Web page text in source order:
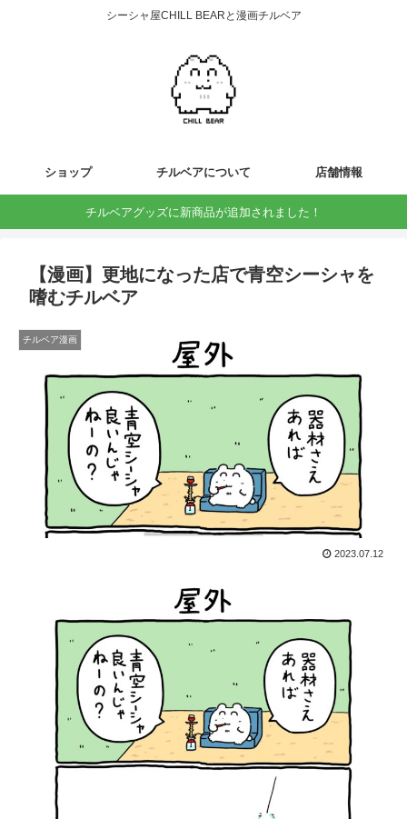
シーシャ屋CHILL BEARと漫画チルベア
ショップ チルベアについて 店舗情報
チルベアグッズに新商品が追加されました！
【漫画】更地になった店で青空シーシャを
嗜むチルベア
チルベア漫画
2023.07.12